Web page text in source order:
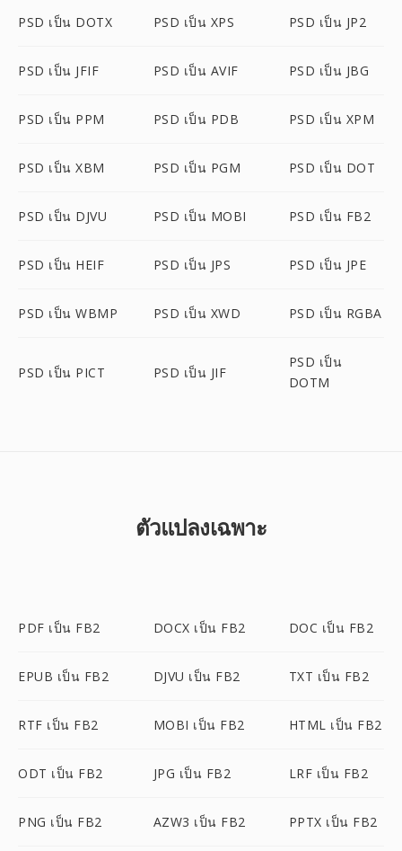
PSD เป็น DOTX PSD เป็น XPS PSD เป็น JP2
PSD เป็น JFIF PSD เป็น AVIF PSD เป็น JBG
PSD เป็น PPM PSD เป็น PDB PSD เป็น XPM
PSD เป็น XBM PSD เป็น PGM PSD เป็น DOT
PSD เป็น DJVU PSD เป็น MOBI PSD เป็น FB2
PSD เป็น HEIF PSD เป็น JPS PSD เป็น JPE
PSD เป็น WBMP PSD เป็น XWD PSD เป็น RGBA
PSD เป็น PICT PSD เป็น JIF
PSD เป็น
DOTM
ตัวแปลงเฉพาะ
PDF เป็น FB2 DOCX เป็น FB2 DOC เป็น FB2
EPUB เป็น FB2 DJVU เป็น FB2 TXT เป็น FB2
RTF เป็น FB2 MOBI เป็น FB2 HTML เป็น FB2
ODT เป็น FB2 JPG เป็น FB2 LRF เป็น FB2
PNG เป็น FB2 AZW3 เป็น FB2 PPTX เป็น FB2